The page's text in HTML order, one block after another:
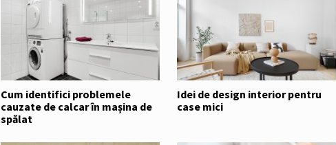
Cum identifici problemele
cauzate de calcar în mașina de
spălat
Idei de design interior pentru
case mici